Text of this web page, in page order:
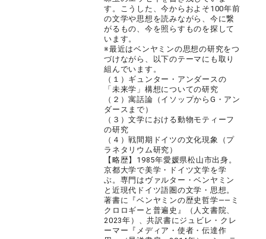
す。こうした、今からおよそ100年前
の文学や思想を読みながら、今に繋
がるもの、今を照らすものを探して
います。
※最近はベンヤミンの思想の研究をつ
づけながら、以下のテーマにも取り
組んでいます。
（１）ギュンター・アンダースの
「未来学」構想についての研究
（２）寓話論（イソップからG・アン
ダースまで）
（３）文学における動物モティーフ
の研究
（４）戦間期ドイツの文化現象（プ
ラネタリウム研究）
【略歴】1985年愛媛県松山市出身。
京都大学で美学・ドイツ文学を学
ぶ。専門はヴァルター・ベンヤミン
と近現代ドイツ語圏の文学・思想。
著書に『ベンヤミンの歴史哲学――ミ
クロロギーと普遍史』（人文書院、
2023年）、共訳書にジュビレ・クレ
ーマー『メディア・使者・伝達作